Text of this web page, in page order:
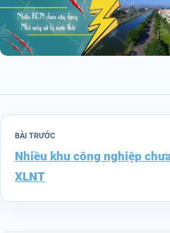
BÀI TRƯỚC
Nhiều khu công nghiệp
XLNT